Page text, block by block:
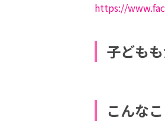
https://
子ども
こんな